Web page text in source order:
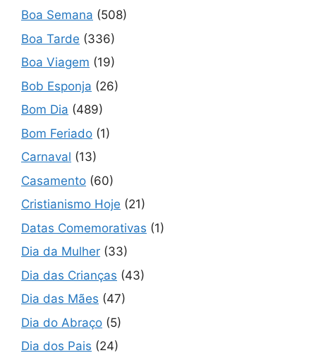
Boa Semana (508)
Boa Tarde (336)
Boa Viagem (19)
Bob Esponja (26)
Bom Dia (489)
Bom Feriado (1)
Carnaval (13)
Casamento (60)
Cristianismo Hoje (21)
Datas Comemorativas (1)
Dia da Mulher (33)
Dia das Crianças (43)
Dia das Mães (47)
Dia do Abraço (5)
Dia dos Pais (24)